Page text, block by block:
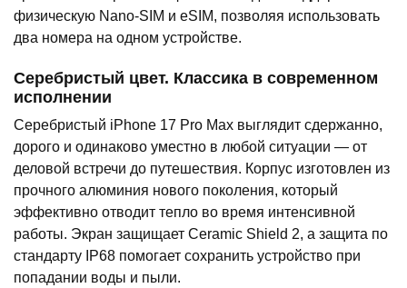
физическую Nano-SIM и eSIM, позволяя использовать
два номера на одном устройстве.
Серебристый цвет. Классика в современном
исполнении
Серебристый iPhone 17 Pro Max выглядит сдержанно,
дорого и одинаково уместно в любой ситуации — от
деловой встречи до путешествия. Корпус изготовлен из
прочного алюминия нового поколения, который
эффективно отводит тепло во время интенсивной
работы. Экран защищает Ceramic Shield 2, а защита по
стандарту IP68 помогает сохранить устройство при
попадании воды и пыли.